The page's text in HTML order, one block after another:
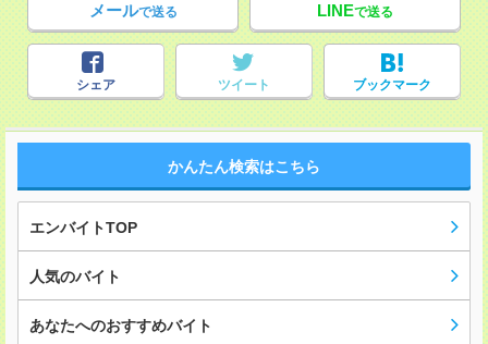
メールで送る LINEで送る
シェア ツイート ブックマーク
かんたん検索はこちら
エンバイトTOP
人気のバイト
あなたへのおすすめバイト